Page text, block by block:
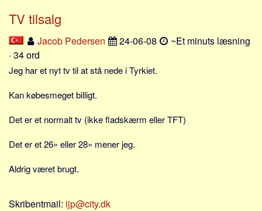
England.dk
JLKM.dk
Lande
Tyrkiet
Frankrig
Sverige
Norge
Italien
TV tilsalg
Jacob Pedersen 24-06-08
~Et minuts læsning
· 34 ord
Jeg har et nyt tv til at stå nede i Tyrkiet.
Kan købesmeget billigt.
Det er et normalt tv (ikke fladskærm eller TFT)
Det er et 26» eller 28» mener jeg.
Aldrig været brugt.
Skribentmail: ijp@city.dk